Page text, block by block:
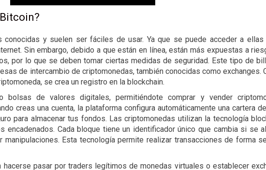
y suelen ser fáciles de usar. Ya que se puede acceder a ellas
Sin embargo, debido a que están en línea, están más expuestas a
por lo que se deben tomar ciertas medidas de seguridad. Este tipo de
de intercambio de criptomonedas, también conocidas como exchanges.
se crea un registro en la blockchain.
bolsas de valores digitales, permitiéndote comprar y vender
creas una cuenta, la plataforma configura automáticamente una cartera
para almacenar tus fondos. Las criptomonedas utilizan la tecnología
encadenados. Cada bloque tiene un identificador único que cambia si se
manipulaciones. Esta tecnología permite realizar transacciones de forma
pasar por traders legítimos de monedas virtuales o establecer